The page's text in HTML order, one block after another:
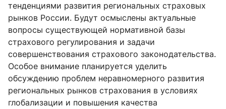
тенденциями развития региональных страховых
рынков России. Будут осмыслены актуальные
вопросы существующей нормативной базы
страхового регулирования и задачи
совершенствования страхового законодательства.
Особое внимание планируется уделить
обсуждению проблем неравномерного развития
региональных рынков страхования в условиях
глобализации и повышения качества